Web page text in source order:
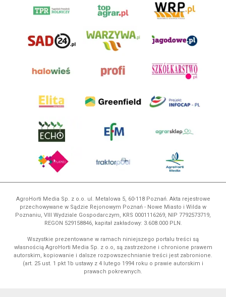
AgroHorti Media Sp. z o.o. ul. Metalowa 5, 60-118 Poznań. Akta rejestrowe
przechowywane w Sądzie Rejonowym Poznań - Nowe Miasto i Wilda w
Poznaniu, VIII Wydziale Gospodarczym, KRS 0001116269, NIP 7792573719,
REGON 529158846, kapitał zakładowy: 3.608.000 PLN.
Wszystkie prezentowane w ramach niniejszego portalu treści są
własnością AgroHorti Media Sp. z o.o, są zastrzeżone i chronione prawem
autorskim, kopiowanie i dalsze rozpowszechnianie treści jest zabronione.
(art. 25 ust. 1 pkt 1b ustawy z 4 lutego 1994 roku o prawie autorskim i
prawach pokrewnych.